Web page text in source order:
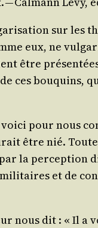
sur les
eux, ne
être
ces bou­quins,
pour nous
être nié.
la per­cep­tion
et de
nous dit : « Il a